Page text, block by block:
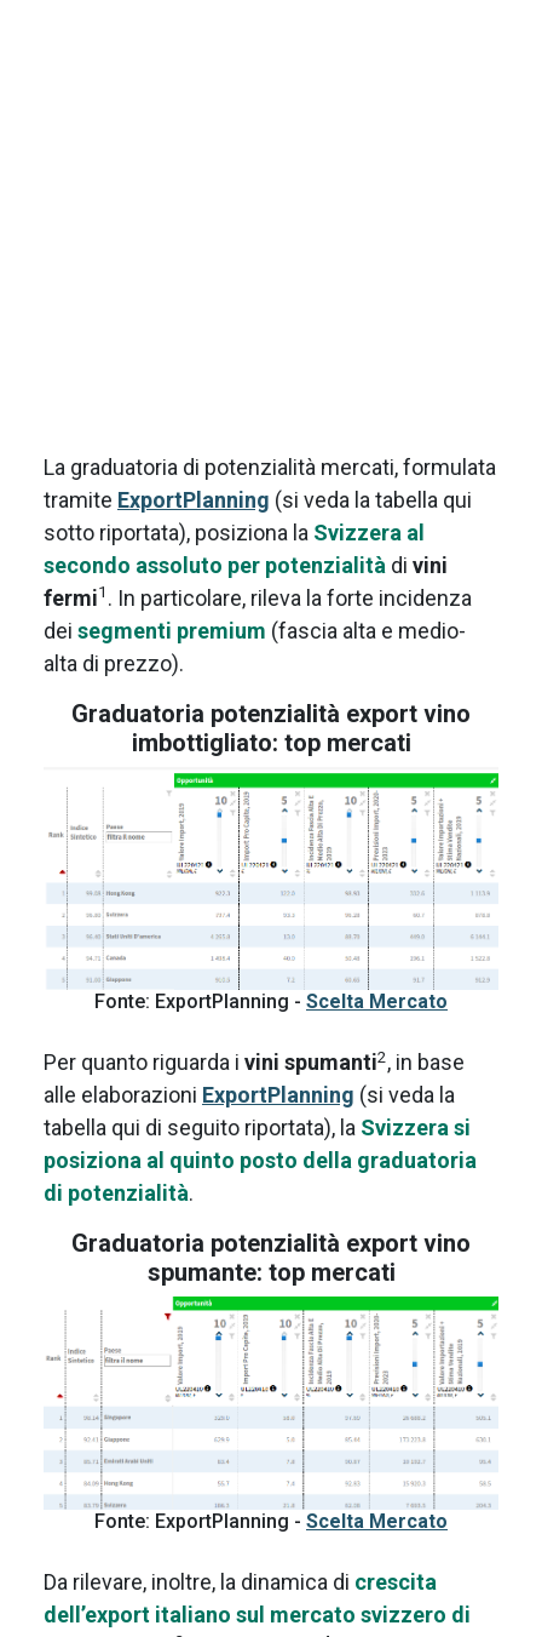
La graduatoria di potenzialità mercati, formulata
tramite ExportPlanning (si veda la tabella qui
sotto riportata), posiziona la Svizzera al
secondo assoluto per potenzialità di vini
fermi1 . In particolare, rileva la forte incidenza
dei segmenti premium (fascia alta e medio-
alta di prezzo).
Graduatoria potenzialità export vino
imbottigliato: top mercati
Fonte: ExportPlanning - Scelta Mercato
Per quanto riguarda i vini spumanti2, in base
alle elaborazioni ExportPlanning (si veda la
tabella qui di seguito riportata), la Svizzera si
posiziona al quinto posto della graduatoria
di potenzialità.
Graduatoria potenzialità export vino
spumante: top mercati
Fonte: ExportPlanning - Scelta Mercato
Da rilevare, inoltre, la dinamica di crescita
dell’export italiano sul mercato svizzero di